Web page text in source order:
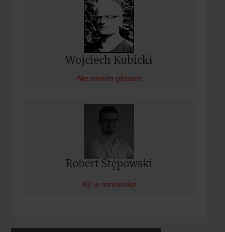
Wojciech Kubicki
Nie swoim głosem
Kij w mrowisko